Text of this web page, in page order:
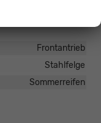
Frontantrieb
Stahlfelge
Sommerreifen